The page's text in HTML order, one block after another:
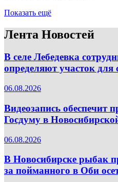
Показать ещё
Лента Новостей
В селе Лебедевка
определяют участок
06.08.2026
Видеозапись обеспечит
Госдуму в
06.08.2026
В Новосибирске рыбак
за пойманного в Оби